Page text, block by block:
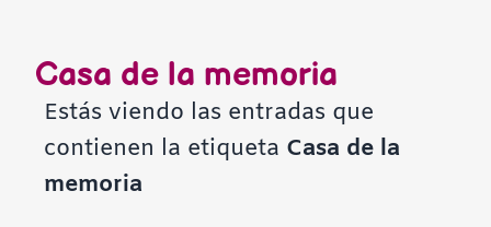
Casa de la memoria
Estás viendo las entradas que
contienen la etiqueta Casa de la
memoria
Escala de grises
Alto contraste